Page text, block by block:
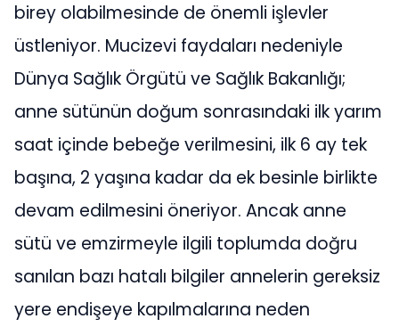
birey olabilmesinde de önemli işlevler
üstleniyor. Mucizevi faydaları nedeniyle
Dünya Sağlık Örgütü ve Sağlık Bakanlığı;
anne sütünün doğum sonrasındaki ilk yarım
saat içinde bebeğe verilmesini, ilk 6 ay tek
başına, 2 yaşına kadar da ek besinle birlikte
devam edilmesini öneriyor. Ancak anne
sütü ve emzirmeyle ilgili toplumda doğru
sanılan bazı hatalı bilgiler annelerin gereksiz
yere endişeye kapılmalarına neden